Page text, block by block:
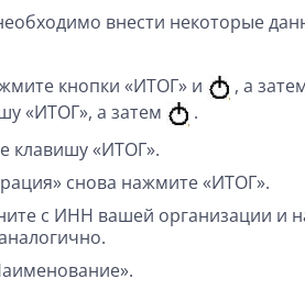
внести некоторые
кнопки «ИТОГ» и
, а
«ИТОГ», а затем
.
клавишу «ИТОГ».
снова нажмите «ИТОГ».
с ИНН вашей организации и